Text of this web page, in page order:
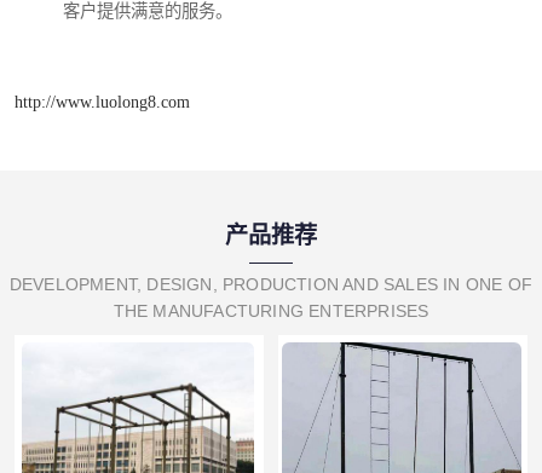
客户提供满意的服务。
http://www.luolong8.com
产品推荐
DEVELOPMENT, DESIGN, PRODUCTION AND SALES IN ONE OF
THE MANUFACTURING ENTERPRISES